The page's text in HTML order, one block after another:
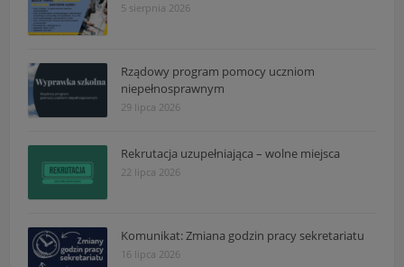
5 sierpnia 2026
Rządowy program pomocy uczniom
niepełnosprawnym
29 lipca 2026
Rekrutacja uzupełniająca – wolne miejsca
22 lipca 2026
Komunikat: Zmiana godzin pracy sekretariatu
16 lipca 2026